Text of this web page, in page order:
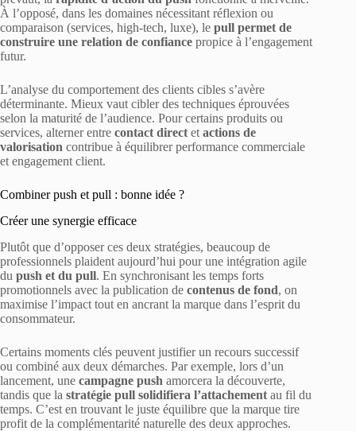
À l’opposé, dans les domaines nécessitant réflexion ou
comparaison (services, high-tech, luxe), le pull permet de
construire une relation de confiance propice à l’engagement
futur.
L’analyse du comportement des clients cibles s’avère
déterminante. Mieux vaut cibler des techniques éprouvées
selon la maturité de l’audience. Pour certains produits ou
services, alterner entre contact direct et actions de
valorisation contribue à équilibrer performance commerciale
et engagement client.
Combiner push et pull : bonne idée ?
Créer une synergie efficace
Plutôt que d’opposer ces deux stratégies, beaucoup de
professionnels plaident aujourd’hui pour une intégration agile
du push et du pull. En synchronisant les temps forts
promotionnels avec la publication de contenus de fond, on
maximise l’impact tout en ancrant la marque dans l’esprit du
consommateur.
Certains moments clés peuvent justifier un recours successif
ou combiné aux deux démarches. Par exemple, lors d’un
lancement, une campagne push amorcera la découverte,
tandis que la stratégie pull solidifiera l’attachement au fil du
temps. C’est en trouvant le juste équilibre que la marque tire
profit de la complémentarité naturelle des deux approches.